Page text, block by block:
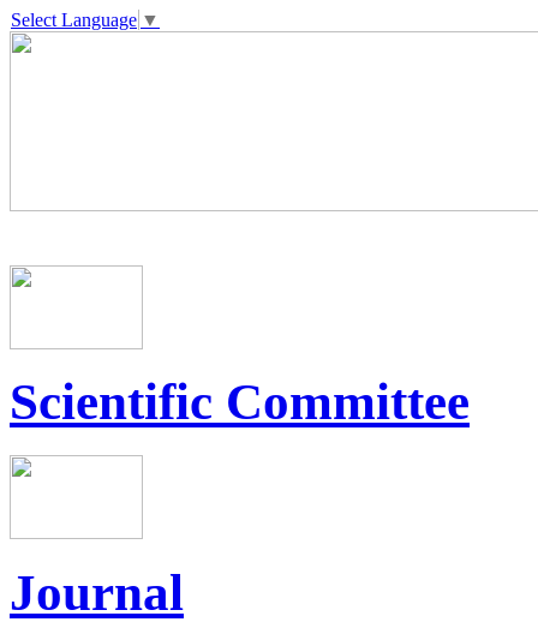
Select Language ▼
Scientific Committee
Journal